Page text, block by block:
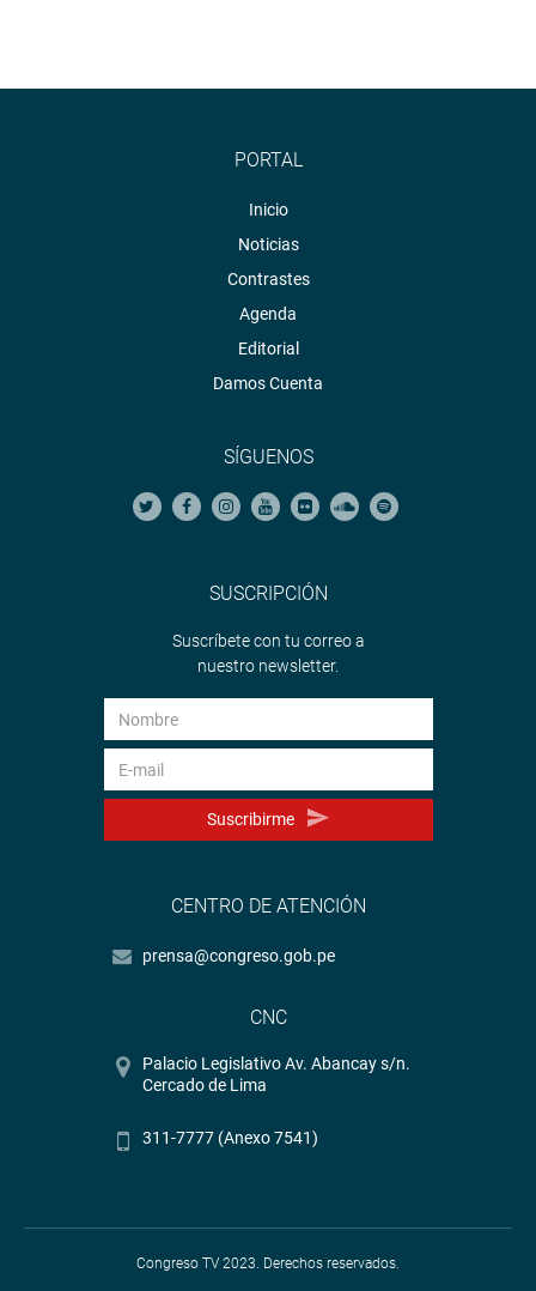
PORTAL
Inicio
Noticias
Contrastes
Agenda
Editorial
Damos Cuenta
SÍGUENOS
SUSCRIPCIÓN
Suscríbete con tu correo a
nuestro newsletter.
Suscribirme
CENTRO DE ATENCIÓN
prensa@congreso.gob.pe
CNC
Palacio Legislativo Av. Abancay s/n.
Cercado de Lima
311-7777 (Anexo 7541)
Congreso TV 2023. Derechos reservados.